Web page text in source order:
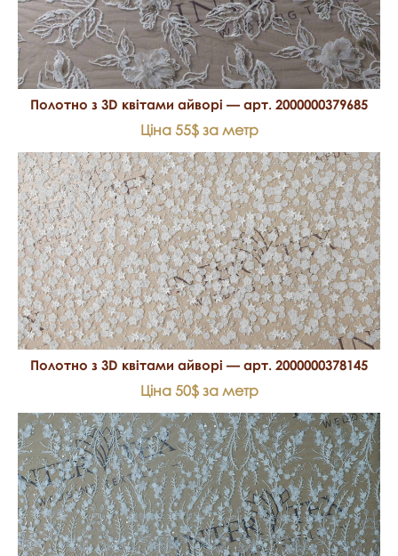
Полотно з 3D квітами айворі — арт. 2000000379685
Ціна 55$ за метр
Полотно з 3D квітами айворі — арт. 2000000378145
Ціна 50$ за метр